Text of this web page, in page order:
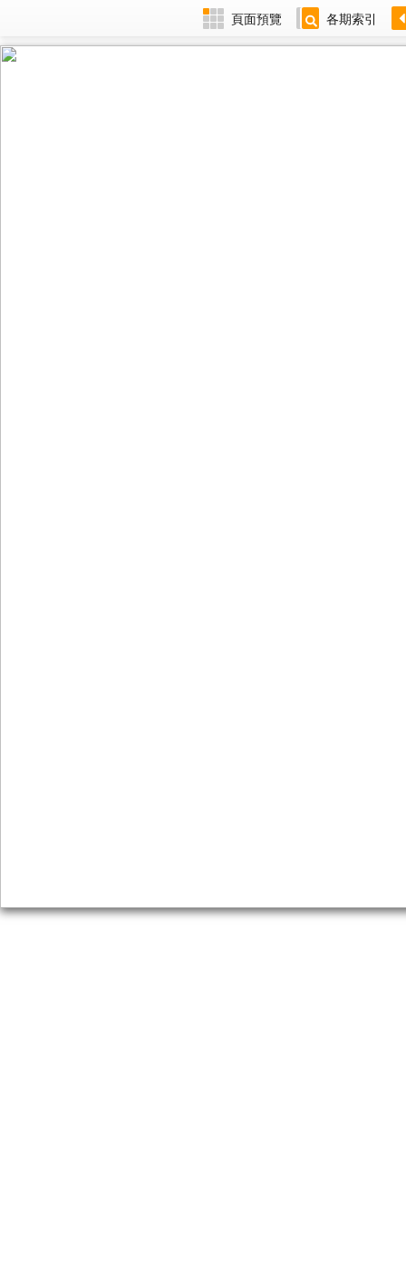
頁面預覽 各期索引